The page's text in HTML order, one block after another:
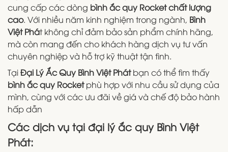
cung cấp các dòng bình ắc quy Rocket chất lượng
cao. Với nhiều năm kinh nghiệm trong ngành, Bình
Việt Phát không chỉ đảm bảo sản phẩm chính hãng,
mà còn mang đến cho khách hàng dịch vụ tư vấn
chuyên nghiệp và hỗ trợ kỹ thuật tận tình.
TạiĐại Lý Ắc Quy Bình Việt Phátbạn có thể tìm thấy
bình ắc quy Rocketphù hợp với nhu cầu sử dụng của
mình, cùng với các ưu đãi về giá và chế độ bảo hành
hấp dẫn
Các dịch vụ tại đại lý ắc quy Bình Việt
Phát: